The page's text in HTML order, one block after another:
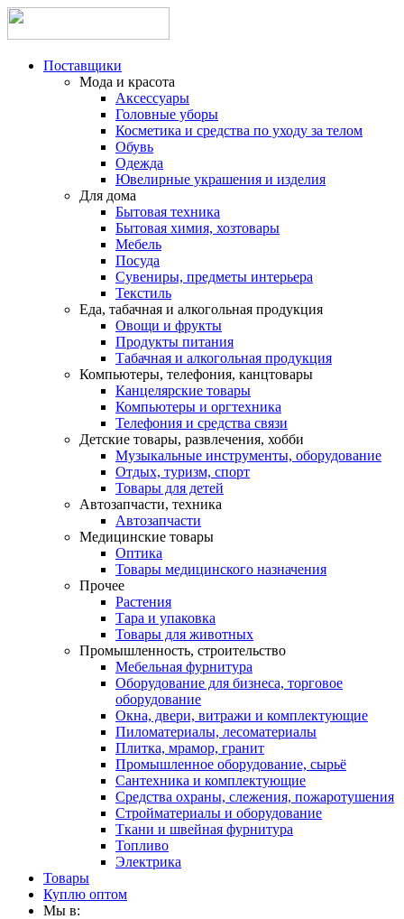
Поставщики
Мода и красота
Аксессуары
Головные уборы
Косметика и средства по уходу за телом
Обувь
Одежда
Ювелирные украшения и изделия
Для дома
Бытовая техника
Бытовая химия, хозтовары
Мебель
Посуда
Сувениры, предметы интерьера
Текстиль
Еда, табачная и алкогольная продукция
Овощи и фрукты
Продукты питания
Табачная и алкогольная продукция
Компьютеры, телефония, канцтовары
Канцелярские товары
Компьютеры и оргтехника
Телефония и средства связи
Детские товары, развлечения, хобби
Музыкальные инструменты, оборудование
Отдых, туризм, спорт
Товары для детей
Автозапчасти, техника
Автозапчасти
Медицинские товары
Оптика
Товары медицинского назначения
Прочее
Растения
Тара и упаковка
Товары для животных
Промышленность, строительство
Мебельная фурнитура
Оборудование для бизнеса, торговое
оборудование
Окна, двери, витражи и комплектующие
Пиломатериалы, лесоматериалы
Плитка, мрамор, гранит
Промышленное оборудование, сырьё
Сантехника и комплектующие
Средства охраны, слежения, пожаротушения
Стройматериалы и оборудование
Ткани и швейная фурнитура
Топливо
Электрика
Товары
Куплю оптом
Мы в: